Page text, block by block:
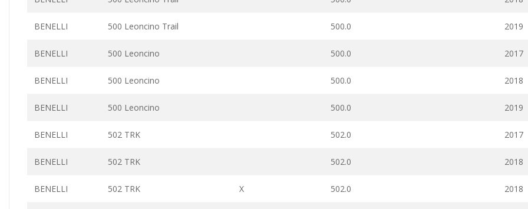
BENELLI 500 Leoncino Trail 500.0 2019
BENELLI 500 Leoncino 500.0 2017
BENELLI 500 Leoncino 500.0 2018
BENELLI 500 Leoncino 500.0 2019
BENELLI 502 TRK 502.0 2017
BENELLI 502 TRK 502.0 2018
BENELLI 502 TRK X 502.0 2018